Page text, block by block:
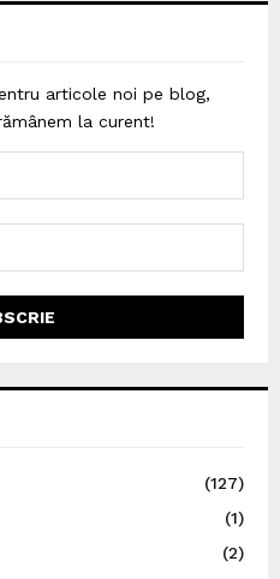
articole noi pe blog,
la curent!
(127)
(1)
(2)